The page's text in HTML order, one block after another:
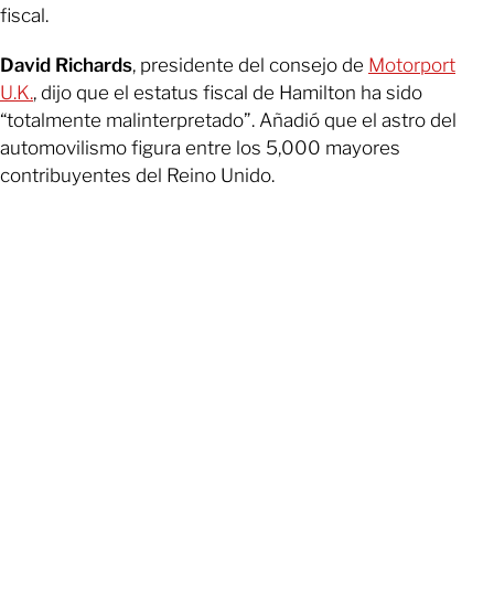
fiscal.
David Richards, presidente del consejo de Motorport
U.K., dijo que el estatus fiscal de Hamilton ha sido
“totalmente malinterpretado”. Añadió que el astro del
automovilismo figura entre los 5,000 mayores
contribuyentes del Reino Unido.